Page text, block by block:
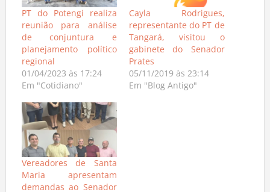
PT do Potengi realiza
reunião para análise
de conjuntura e
planejamento político
regional
01/04/2023 às 17:24
Em "Cotidiano"
Cayla Rodrigues,
representante do PT de
Tangará, visitou o
gabinete do Senador
Prates
05/11/2019 às 23:14
Em "Blog Antigo"
Vereadores de Santa
Maria apresentam